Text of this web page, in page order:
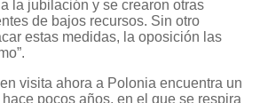
la jubilación y se crearon otras
de bajos recursos. Sin otro
estas medidas, la oposición las
visita ahora a Polonia encuentra un
pocos años, en el que se respira